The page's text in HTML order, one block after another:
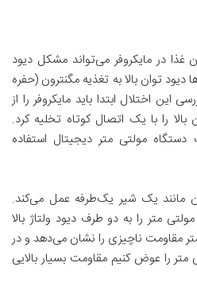
در مایکروفر می‌تواند مشکل دیود
دیود توان بالا به تغذیه مگنترون (حفره
این اختلال ابتدا باید مایکروفر را از
را با یک اتصال کوتاه تخلیه کرد.
مولتی متر دیجیتال استفاده
مانند یک شیر یک‌طرفه عمل می‌کند.
متر را به دو طرف دیود ولتاژ بالا
مقاومت ناچیزی را نشان می‌دهد و در
را عوض کنیم مقاومت بسیار بالایی